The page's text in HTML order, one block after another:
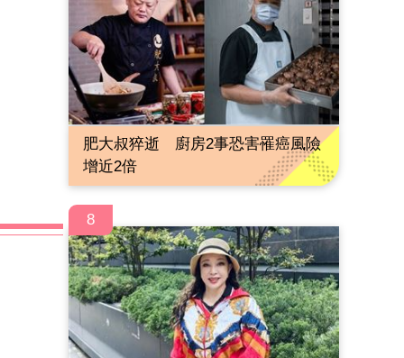
肥大叔猝逝 廚房2事恐害罹癌風險
增近2倍
8